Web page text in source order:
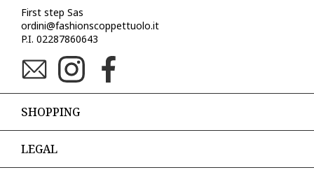
First step Sas
ordini@fashionscoppettuolo.it
P.I. 02287860643
SHOPPING
LEGAL